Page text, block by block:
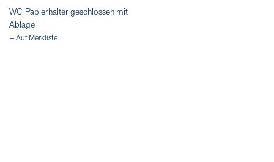
WC-Papierhalter geschlossen mit
Ablage
+ Auf Merkliste